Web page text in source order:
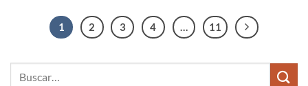
1 2 3 4 … 11